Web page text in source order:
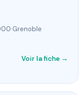
Grenoble
Voir la fiche →